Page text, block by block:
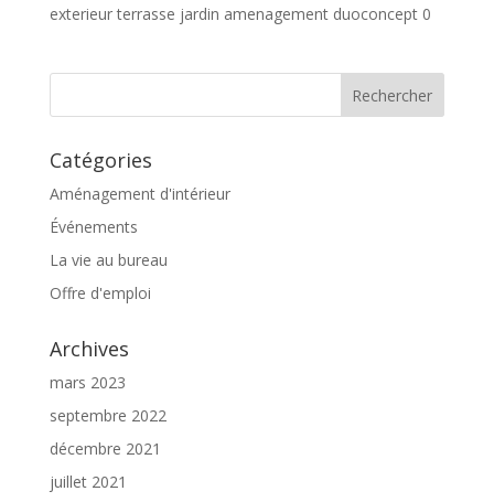
exterieur terrasse jardin amenagement duoconcept 0
Catégories
Aménagement d'intérieur
Événements
La vie au bureau
Offre d'emploi
Archives
mars 2023
septembre 2022
décembre 2021
juillet 2021